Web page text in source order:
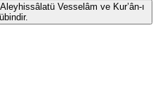
Vesselâm ve Kur’ân-ı